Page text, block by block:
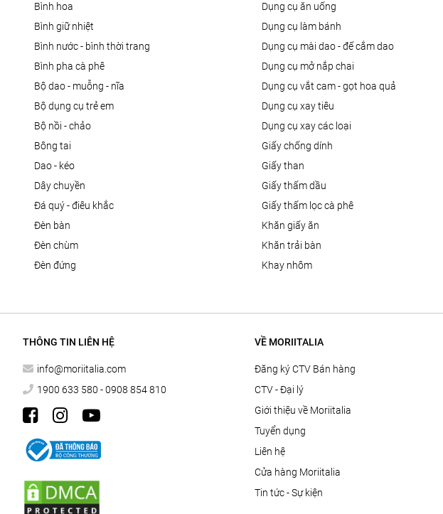
bình hoa
bình giữ nhiệt
bình nước - bình thời trang
bình pha cà phê
bộ dao - muỗng - nĩa
bộ dụng cụ trẻ em
bộ nồi - chảo
bông tai
dao - kéo
dây chuyền
đá quý - điêu khắc
đèn bàn
đèn chùm
đèn đứng
dụng cụ ăn uống
dụng cụ làm bánh
dụng cụ mài dao - đế cắm dao
dụng cụ mở nắp chai
dụng cụ vắt cam - gọt hoa quả
dụng cụ xay tiêu
dụng cụ xay các loại
giấy chống dính
giấy than
giấy thấm dầu
giấy thấm lọc cà phê
khăn giấy ăn
khăn trải bàn
khay nhôm
THÔNG TIN LIÊN HỆ
info@moriitalia.com
1900 633 580 - 0908 854 810
VỀ MORIITALIA
Đăng ký CTV Bán hàng
CTV - Đại lý
Giới thiệu về Moriitalia
Tuyển dụng
Liên hệ
Cửa hàng Moriitalia
Tin tức - Sự kiện